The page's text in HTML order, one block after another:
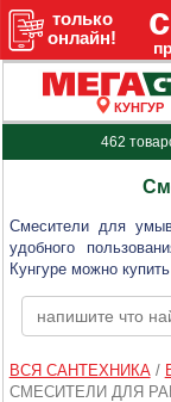
КУНГУР
462
Смесители для
удобного
Кунгуре можно
ВСЯ САНТЕХНИКА/
СМЕСИТЕЛИ ДЛЯ